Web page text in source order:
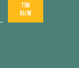
Tìm
kiếm